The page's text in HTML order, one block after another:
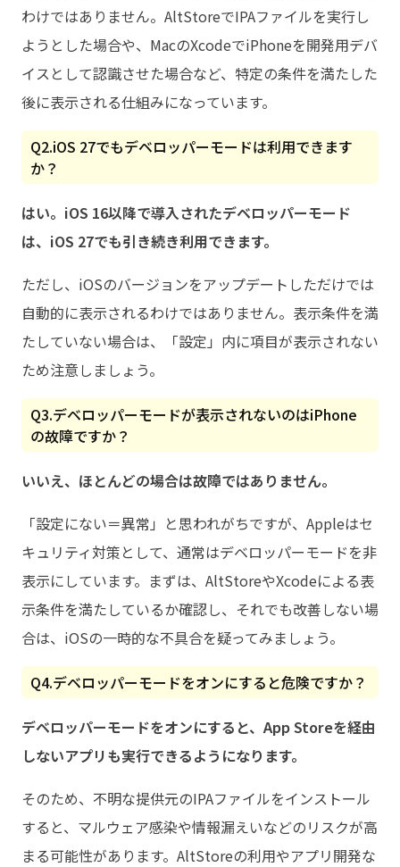
わけではありません。AltStoreでIPAファイルを実行し
ようとした場合や、MacのXcodeでiPhoneを開発用デバ
イスとして認識させた場合など、特定の条件を満たした
後に表示される仕組みになっています。
Q2.iOS 27でもデベロッパーモードは利用できます
か？
はい。iOS 16以降で導入されたデベロッパーモード
は、iOS 27でも引き続き利用できます。
ただし、iOSのバージョンをアップデートしただけでは
自動的に表示されるわけではありません。表示条件を満
たしていない場合は、「設定」内に項目が表示されない
ため注意しましょう。
Q3.デベロッパーモードが表示されないのはiPhone
の故障ですか？
いいえ、ほとんどの場合は故障ではありません。
「設定にない＝異常」と思われがちですが、Appleはセ
キュリティ対策として、通常はデベロッパーモードを非
表示にしています。まずは、AltStoreやXcodeによる表
示条件を満たしているか確認し、それでも改善しない場
合は、iOSの一時的な不具合を疑ってみましょう。
Q4.デベロッパーモードをオンにすると危険ですか？
デベロッパーモードをオンにすると、App Storeを経由
しないアプリも実行できるようになります。
そのため、不明な提供元のIPAファイルをインストール
すると、マルウェア感染や情報漏えいなどのリスクが高
まる可能性があります。AltStoreの利用やアプリ開発な